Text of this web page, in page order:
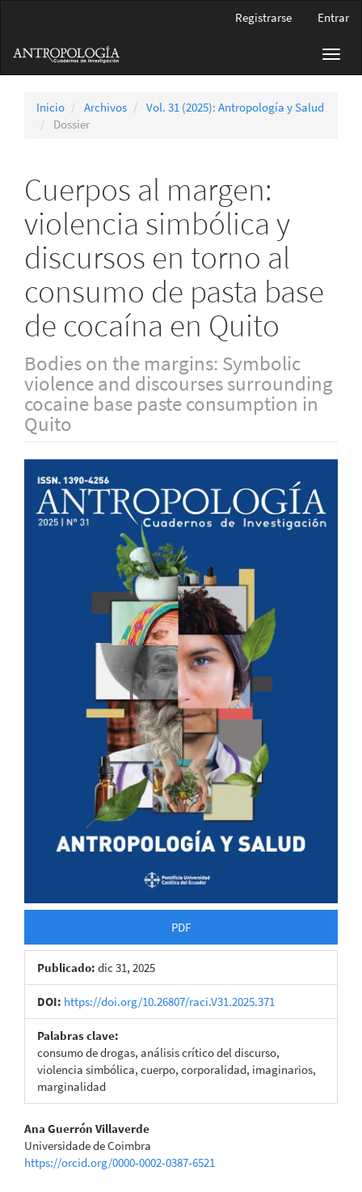
principal
Barra
Registrarse Entrar
Inicio Archivos
Vol. 31 (2025): Antropología y Salud
Dossier
Cuerpos al margen:
violencia simbólica y
discursos en torno al
consumo de pasta base
de cocaína en Quito
Bodies on the margins: Symbolic
violence and discourses surrounding
cocaine base paste consumption in
Quito
Barra
lateral
del
PDF
Publicado: dic 31, 2025
DOI: https://doi.org/10.26807/raci.V31.2025.371
Palabras clave:
consumo de drogas, análisis crítico del discurso,
violencia simbólica, cuerpo, corporalidad, imaginarios,
marginalidad
Contenido
principal
Ana Guerrón Villaverde
Universidade de Coimbra
https://orcid.org/0000-0002-0387-6521